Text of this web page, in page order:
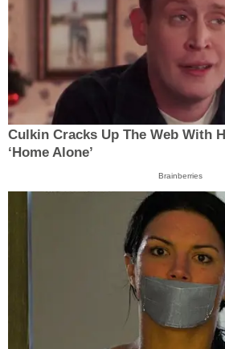
Culkin Cracks Up The Web With
‘Home Alone’
Brainberries